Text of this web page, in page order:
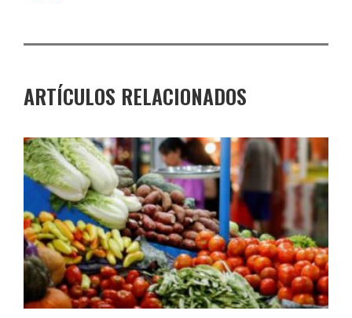
ARTÍCULOS RELACIONADOS